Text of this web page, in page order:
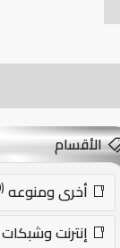
الأقسام
أخرى ومنوعه (50)
إنترنت وشبكات